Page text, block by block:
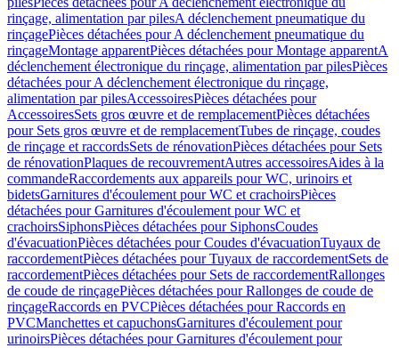
rinçage, alimentation par pilesA déclenchement pneumatique du
rinçagePièces détachées pour A déclenchement pneumatique du
rinçageMontage apparentPièces détachées pour Montage apparentA
déclenchement électronique du rinçage, alimentation par pilesPièces
détachées pour A déclenchement électronique du rinçage,
alimentation par pilesAccessoiresPièces détachées pour
AccessoiresSets gros œuvre et de remplacementPièces détachées
pour Sets gros œuvre et de remplacementTubes de rinçage, coudes
de rinçage et raccordsSets de rénovationPièces détachées pour Sets
de rénovationPlaques de recouvrementAutres accessoiresAides à la
commandeRaccordements aux appareils pour WC, urinoirs et
bidetsGarnitures d'écoulement pour WC et crachoirsPièces
détachées pour Garnitures d'écoulement pour WC et
crachoirsSiphonsPièces détachées pour SiphonsCoudes
d'évacuationPièces détachées pour Coudes d'évacuationTuyaux de
raccordementPièces détachées pour Tuyaux de raccordementSets de
raccordementPièces détachées pour Sets de raccordementRallonges
de coude de rinçagePièces détachées pour Rallonges de coude de
rinçageRaccords en PVCPièces détachées pour Raccords en
PVCManchettes et capuchonsGarnitures d'écoulement pour
urinoirsPièces détachées pour Garnitures d'écoulement pour